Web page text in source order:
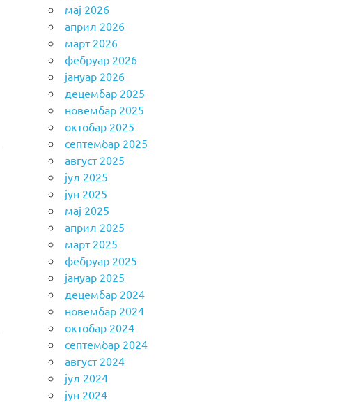
мај 2026
април 2026
март 2026
фебруар 2026
јануар 2026
децембар 2025
новембар 2025
октобар 2025
септембар 2025
август 2025
јул 2025
јун 2025
мај 2025
април 2025
март 2025
фебруар 2025
јануар 2025
децембар 2024
новембар 2024
октобар 2024
септембар 2024
август 2024
јул 2024
јун 2024